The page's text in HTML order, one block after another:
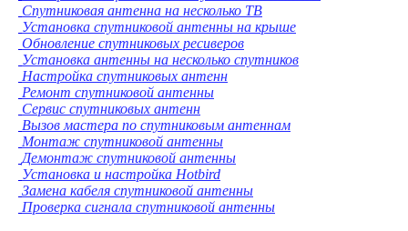
Спутниковая антенна на несколько ТВ
Установка спутниковой антенны на крыше
Обновление спутниковых ресиверов
Установка антенны на несколько спутников
Настройка спутниковых антенн
Ремонт спутниковой антенны
Сервис спутниковых антенн
Вызов мастера по спутниковым антеннам
Монтаж спутниковой антенны
Демонтаж спутниковой антенны
Установка и настройка Hotbird
Замена кабеля спутниковой антенны
Проверка сигнала спутниковой антенны